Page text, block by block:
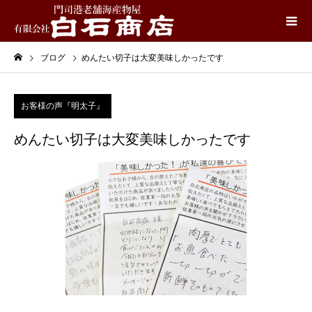
ブログ めんたい切子は大変美味しかったです
お客様の声『明太子』
めんたい切子は大変美味しかったです